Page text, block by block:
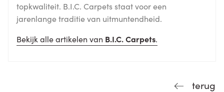
topkwaliteit. B.I.C. Carpets staat voor een
jarenlange traditie van uitmuntendheid.
Bekijk alle artikelen van B.I.C. Carpets.
terug